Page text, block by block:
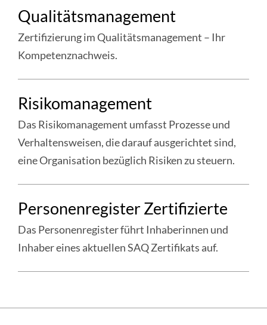
&
RISIKOMANAGEMENT»
:
Qualitätssicherung
Qualitätsmanagement
Zertifizierung im Qualitätsmanagement – Ihr
Kompetenznachweis.
Qualitätsmanagement
Risikomanagement
Das Risikomanagement umfasst Prozesse und
Verhaltensweisen, die darauf ausgerichtet sind,
eine Organisation bezüglich Risiken zu steuern.
Risikomanagement
Personenregister Zertifizierte
Das Personenregister führt Inhaberinnen und
Inhaber eines aktuellen SAQ Zertifikats auf.